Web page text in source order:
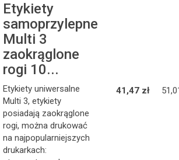
Etykiety
samoprzylepne
Multi 3
zaokrąglone
rogi 10...
Etykiety uniwersalne
Multi 3, etykiety
posiadają zaokrąglone
rogi, można drukować
na najpopularniejszych
drukarkach:
41,47 zł